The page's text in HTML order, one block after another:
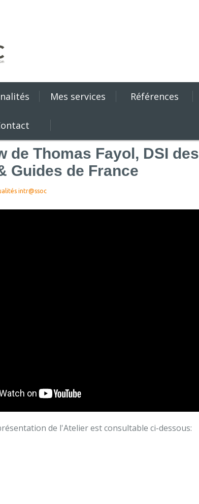
Mes services Références
de Thomas Fayol, DSI des
Guides de France
intr@ssoc
de l'Atelier est consultable ci-dessous: